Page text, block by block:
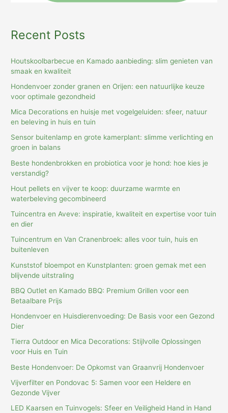
Recent Posts
Houtskoolbarbecue en Kamado aanbieding: slim genieten van
smaak en kwaliteit
Hondenvoer zonder granen en Orijen: een natuurlijke keuze
voor optimale gezondheid
Mica Decorations en huisje met vogelgeluiden: sfeer, natuur
en beleving in huis en tuin
Sensor buitenlamp en grote kamerplant: slimme verlichting en
groen in balans
Beste hondenbrokken en probiotica voor je hond: hoe kies je
verstandig?
Hout pellets en vijver te koop: duurzame warmte en
waterbeleving gecombineerd
Tuincentra en Aveve: inspiratie, kwaliteit en expertise voor tuin
en dier
Tuincentrum en Van Cranenbroek: alles voor tuin, huis en
buitenleven
Kunststof bloempot en Kunstplanten: groen gemak met een
blijvende uitstraling
BBQ Outlet en Kamado BBQ: Premium Grillen voor een
Betaalbare Prijs
Hondenvoer en Huisdierenvoeding: De Basis voor een Gezond
Dier
Tierra Outdoor en Mica Decorations: Stijlvolle Oplossingen
voor Huis en Tuin
Beste Hondenvoer: De Opkomst van Graanvrij Hondenvoer
Vijverfilter en Pondovac 5: Samen voor een Heldere en
Gezonde Vijver
LED Kaarsen en Tuinvogels: Sfeer en Veiligheid Hand in Hand